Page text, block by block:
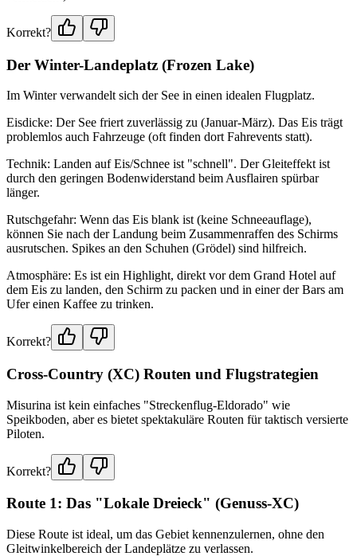
Korrekt?
Der Winter-Landeplatz (Frozen Lake)
Im Winter verwandelt sich der See in einen idealen Flugplatz.
Eisdicke: Der See friert zuverlässig zu (Januar-März). Das Eis trägt
problemlos auch Fahrzeuge (oft finden dort Fahrevents statt).
Technik: Landen auf Eis/Schnee ist "schnell". Der Gleiteffekt ist
durch den geringen Bodenwiderstand beim Ausflairen spürbar
länger.
Rutschgefahr: Wenn das Eis blank ist (keine Schneeauflage),
können Sie nach der Landung beim Zusammenraffen des Schirms
ausrutschen. Spikes an den Schuhen (Grödel) sind hilfreich.
Atmosphäre: Es ist ein Highlight, direkt vor dem Grand Hotel auf
dem Eis zu landen, den Schirm zu packen und in einer der Bars am
Ufer einen Kaffee zu trinken.
Korrekt?
Cross-Country (XC) Routen und Flugstrategien
Misurina ist kein einfaches "Streckenflug-Eldorado" wie
Speikboden, aber es bietet spektakuläre Routen für taktisch versierte
Piloten.
Korrekt?
Route 1: Das "Lokale Dreieck" (Genuss-XC)
Diese Route ist ideal, um das Gebiet kennenzulernen, ohne den
Gleitwinkelbereich der Landeplätze zu verlassen.